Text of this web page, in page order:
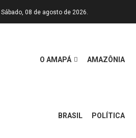
Sábado, 08 de agosto de 2026.
O AMAPÁ AMAZÔNIA
BRASIL POLÍTICA